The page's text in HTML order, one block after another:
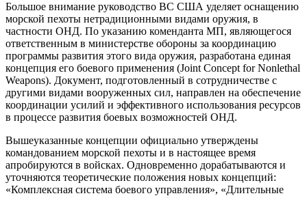
Большое внимание руководство ВС США уделяет оснащению
морской пехоты нетрадиционными видами оружия, в
частности ОНД. По указанию коменданта МП, являющегося
ответственным в министерстве обороны за координацию
программы развития этого вида оружия, разработана единая
концепция его боевого применения (Joint Concept for Nonlethal
Weapons). Документ, подготовленный в сотрудничестве с
другими видами вооруженных сил, направлен на обеспечение
координации усилий и эффективного использования ресурсов
в процессе развития боевых возможностей ОНД.
Вышеуказанные концепции официально утверждены
командованием морской пехоты и в настоящее время
апробируются в войсках. Одновременно дорабатываются и
уточняются теоретические положения новых концепций:
«Комплексная система боевого управления», «Длительные